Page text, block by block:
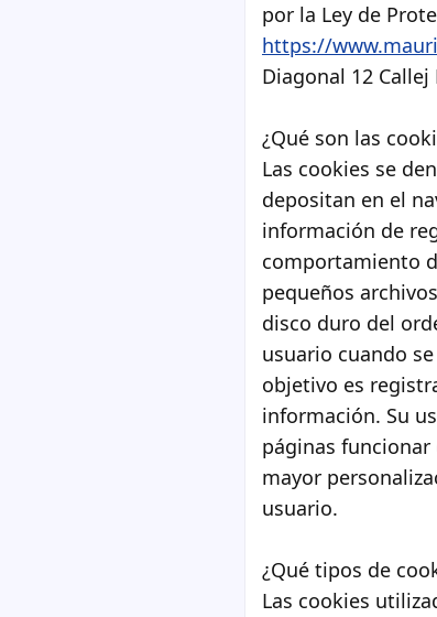
por la Ley de
https://
Diagonal 12 Callej
¿Qué son las
Las cookies se
depositan en el
información de
comportamiento
pequeños
disco duro del
usuario cuando
objetivo es
información. Su
páginas
mayor
usuario.
¿Qué tipos de
Las cookies